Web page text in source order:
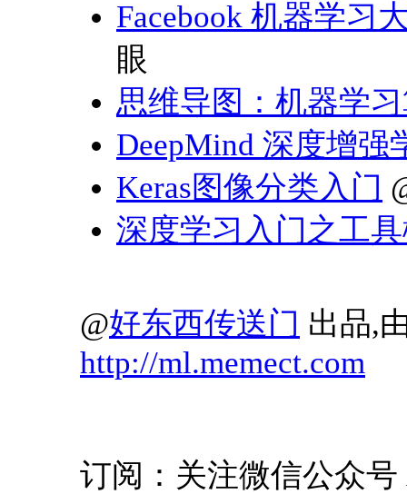
Facebook 机器学习
眼
思维导图：机器学
DeepMind 深度增
Keras图像分类入门
深度学习入门之工
@好东西传送门 出品,
http://ml.memect.com
订阅：关注微信公众